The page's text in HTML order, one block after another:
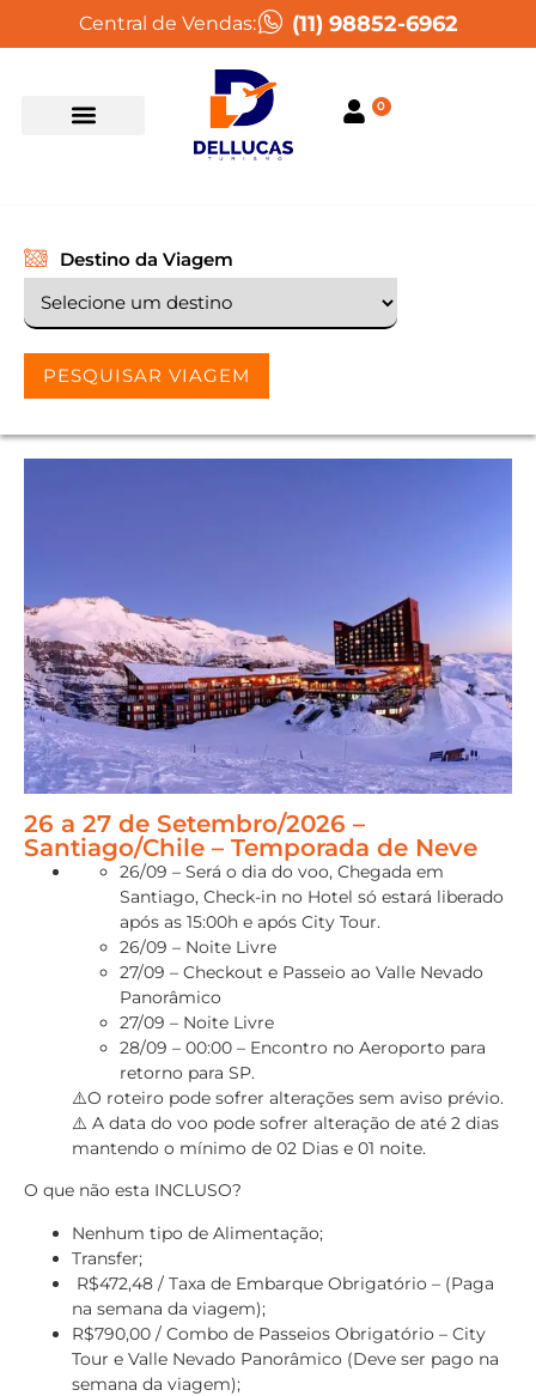
Central de Vendas: (11) 98852-6962
0
Destino da Viagem
PESQUISAR VIAGEM
26 a 27 de Setembro/2026 –
Santiago/Chile – Temporada de Neve
26/09 – Será o dia do voo, Chegada em
Santiago, Check-in no Hotel só estará liberado
após as 15:00h e após City Tour.
26/09 – Noite Livre
27/09 – Checkout e Passeio ao Valle Nevado
Panorâmico
27/09 – Noite Livre
28/09 – 00:00 – Encontro no Aeroporto para
retorno para SP.
⚠️O roteiro pode sofrer alterações sem aviso prévio.
⚠️ A data do voo pode sofrer alteração de até 2 dias
mantendo o mínimo de 02 Dias e 01 noite.
O que não esta INCLUSO?
Nenhum tipo de Alimentação;
Transfer;
R$472,48 / Taxa de Embarque Obrigatório – (Paga
na semana da viagem);
R$790,00 / Combo de Passeios Obrigatório – City
Tour e Valle Nevado Panorâmico (Deve ser pago na
semana da viagem);